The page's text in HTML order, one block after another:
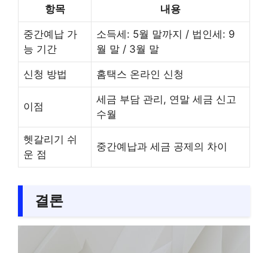
항목 내용
중간예납 가
능 기간
소득세: 5월 말까지 / 법인세: 9
월 말 / 3월 말
신청 방법 홈택스 온라인 신청
이점
세금 부담 관리, 연말 세금 신고
수월
헷갈리기 쉬
운 점
중간예납과 세금 공제의 차이
결론